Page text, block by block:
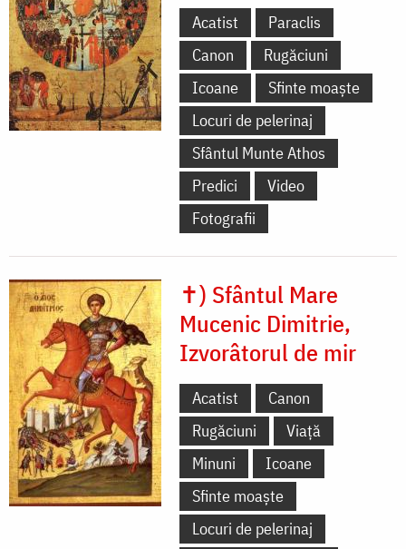
Acatist
Paraclis
Canon
Rugăciuni
Icoane
Sfinte moaște
Locuri de pelerinaj
Sfântul Munte Athos
Predici
Video
Fotografii
✝) Sfântul Mare
Mucenic Dimitrie,
Izvorâtorul de mir
Acatist
Canon
Rugăciuni
Viață
Minuni
Icoane
Sfinte moaște
Locuri de pelerinaj